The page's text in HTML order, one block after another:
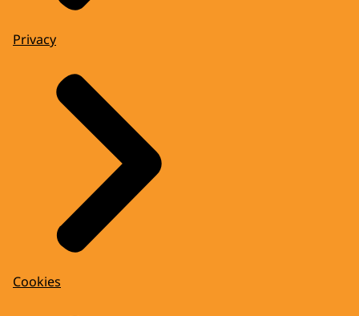
Privacy
Cookies